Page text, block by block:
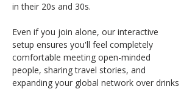
in their 20s and 30s.
Even if you join alone, our interactive
setup ensures you'll feel completely
comfortable meeting open-minded
people, sharing travel stories, and
expanding your global network over drinks